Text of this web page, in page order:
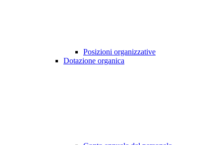
Posizioni organizzative
Dotazione organica